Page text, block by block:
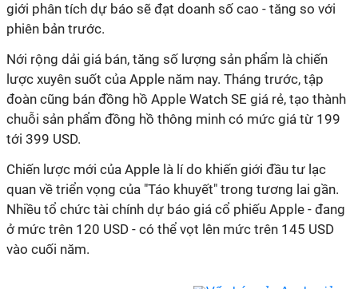
giới phân tích dự báo sẽ đạt doanh số cao - tăng so với
phiên bản trước.
Nới rộng dải giá bán, tăng số lượng sản phẩm là chiến
lược xuyên suốt của Apple năm nay. Tháng trước, tập
đoàn cũng bán đồng hồ Apple Watch SE giá rẻ, tạo thành
chuỗi sản phẩm đồng hồ thông minh có mức giá từ 199
tới 399 USD.
Chiến lược mới của Apple là lí do khiến giới đầu tư lạc
quan về triển vọng của "Táo khuyết" trong tương lai gần.
Nhiều tổ chức tài chính dự báo giá cổ phiếu Apple - đang
ở mức trên 120 USD - có thể vọt lên mức trên 145 USD
vào cuối năm.